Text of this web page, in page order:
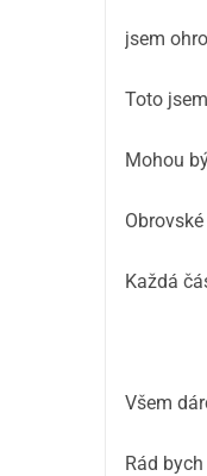
jsem
Toto
Mohou
Každá
Všem
Rád